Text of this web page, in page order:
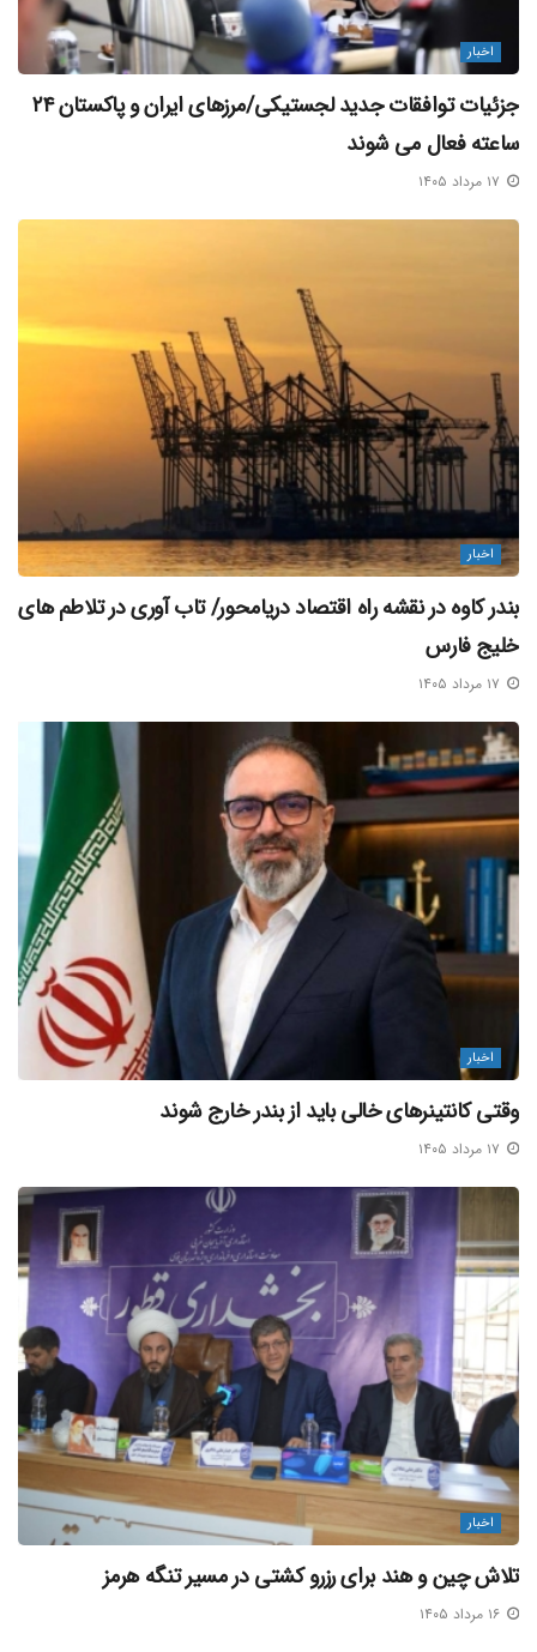
اخبار
جزئیات توافقات جدید لجستیکی/مرزهای ایران و پاکستان ۲۴
ساعته فعال می‌ شوند
اخبار
بندر کاوه در نقشه راه اقتصاد دریامحور/ تاب‌ آوری در تلاطم‌ های
خلیج فارس
اخبار
وقتی کانتینرهای خالی باید از بندر خارج شوند
اخبار
تلاش چین و هند برای رزرو کشتی در مسیر تنگه هرمز